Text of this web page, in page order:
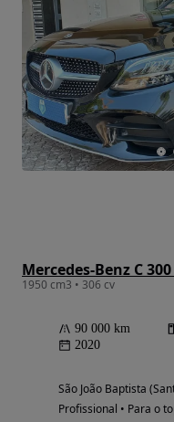
Mercedes-Benz C
1950 cm3 • 306 cv
90 000 km
2020
São João Baptista
Profissional • Para o